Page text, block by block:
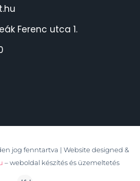
Ferenc utca 1.
jog fenntartva | Website designed &
– weboldal készítés és üzemeltetés